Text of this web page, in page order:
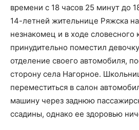
времени с 18 часов 25 минут до
14-летней жительнице Ряжска
незнакомец и в ходе словесного
принудительно поместил
отделение своего автомобиля,
сторону села Нагорное.
переместиться в салон
машину через заднюю
ссадины, однако ее здоровью